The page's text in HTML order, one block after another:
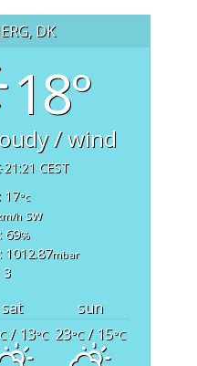
DK
18°
/ wind
21:21 CEST
17°c
hsw
69%
1012.87mbar
3
sat
sun
/ 13°C 23°C/ 15°C